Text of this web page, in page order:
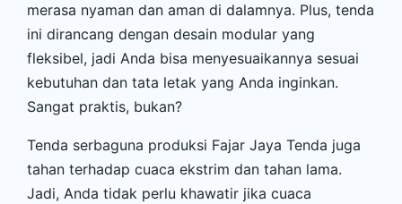
merasa nyaman dan aman di dalamnya. Plus, tenda
ini dirancang dengan desain modular yang
fleksibel, jadi Anda bisa menyesuaikannya sesuai
kebutuhan dan tata letak yang Anda inginkan.
Sangat praktis, bukan?
Tenda serbaguna produksi Fajar Jaya Tenda juga
tahan terhadap cuaca ekstrim dan tahan lama.
Jadi, Anda tidak perlu khawatir jika cuaca